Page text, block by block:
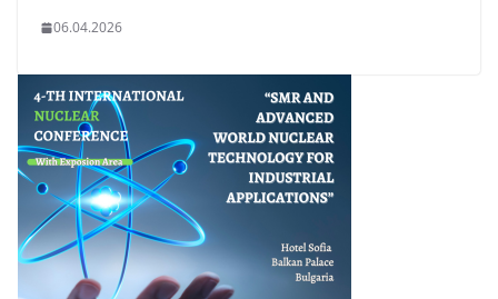
06.04.2026